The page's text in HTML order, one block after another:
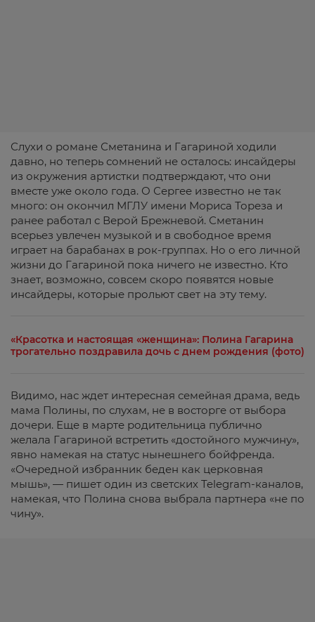
Слухи о романе Сметанина и Гагариной ходили
давно, но теперь сомнений не осталось: инсайдеры
из окружения артистки подтверждают, что они
вместе уже около года. О Сергее известно не так
много: он окончил МГЛУ имени Мориса Тореза и
ранее работал с Верой Брежневой. Сметанин
всерьез увлечен музыкой и в свободное время
играет на барабанах в рок-группах. Но о его личной
жизни до Гагариной пока ничего не известно. Кто
знает, возможно, совсем скоро появятся новые
инсайдеры, которые прольют свет на эту тему.
«Красотка и настоящая «женщина»: Полина Гагарина
трогательно поздравила дочь с днем рождения (фото)
Видимо, нас ждет интересная семейная драма, ведь
мама Полины, по слухам, не в восторге от выбора
дочери. Еще в марте родительница публично
желала Гагариной встретить «достойного мужчину»,
явно намекая на статус нынешнего бойфренда.
«Очередной избранник беден как церковная
мышь», — пишет один из светских Telegram-каналов,
намекая, что Полина снова выбрала партнера «не по
чину».